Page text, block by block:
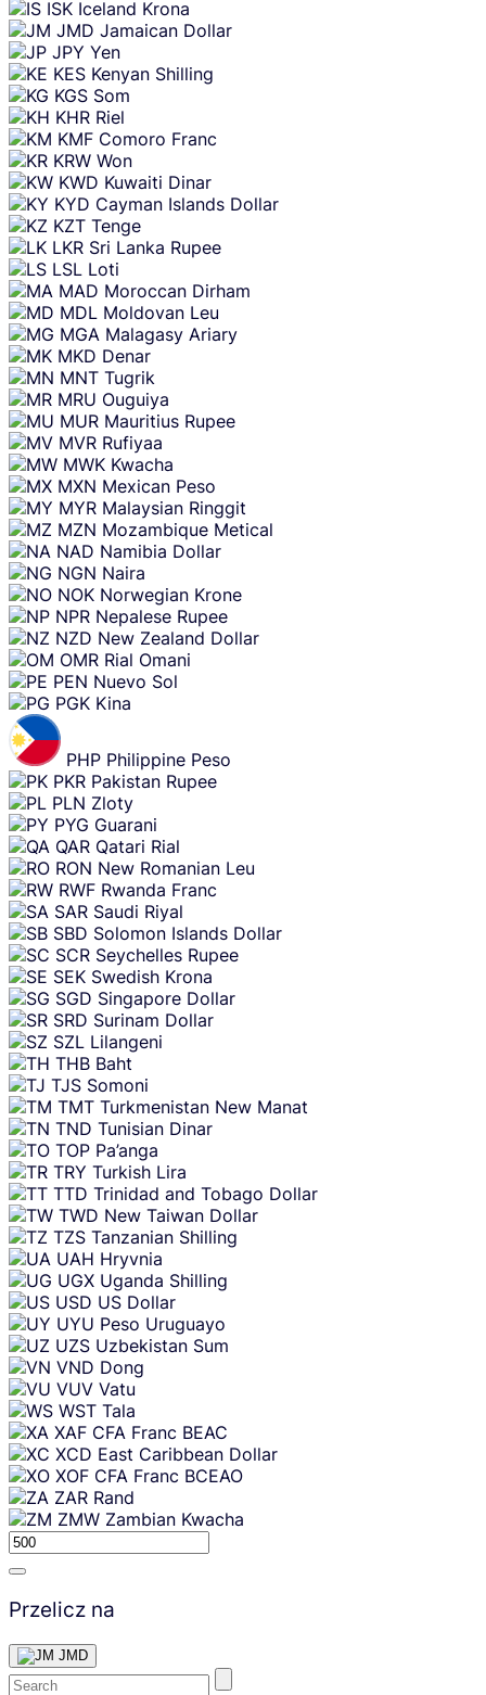
ISK Iceland Krona
JMD Jamaican Dollar
JPY Yen
KES Kenyan Shilling
KGS Som
KHR Riel
KMF Comoro Franc
KRW Won
KWD Kuwaiti Dinar
KYD Cayman Islands Dollar
KZT Tenge
LKR Sri Lanka Rupee
LSL Loti
MAD Moroccan Dirham
MDL Moldovan Leu
MGA Malagasy Ariary
MKD Denar
MNT Tugrik
MRU Ouguiya
MUR Mauritius Rupee
MVR Rufiyaa
MWK Kwacha
MXN Mexican Peso
MYR Malaysian Ringgit
MZN Mozambique Metical
NAD Namibia Dollar
NGN Naira
NOK Norwegian Krone
NPR Nepalese Rupee
NZD New Zealand Dollar
OMR Rial Omani
PEN Nuevo Sol
PGK Kina
PHP Philippine Peso
PKR Pakistan Rupee
PLN Zloty
PYG Guarani
QAR Qatari Rial
RON New Romanian Leu
RWF Rwanda Franc
SAR Saudi Riyal
SBD Solomon Islands Dollar
SCR Seychelles Rupee
SEK Swedish Krona
SGD Singapore Dollar
SRD Surinam Dollar
SZL Lilangeni
THB Baht
TJS Somoni
TMT Turkmenistan New Manat
TND Tunisian Dinar
TOP Pa’anga
TRY Turkish Lira
TTD Trinidad and Tobago Dollar
TWD New Taiwan Dollar
TZS Tanzanian Shilling
UAH Hryvnia
UGX Uganda Shilling
USD US Dollar
UYU Peso Uruguayo
UZS Uzbekistan Sum
VND Dong
VUV Vatu
WST Tala
XAF CFA Franc BEAC
XCD East Caribbean Dollar
XOF CFA Franc BCEAO
ZAR Rand
ZMW Zambian Kwacha
Przelicz na
JMD